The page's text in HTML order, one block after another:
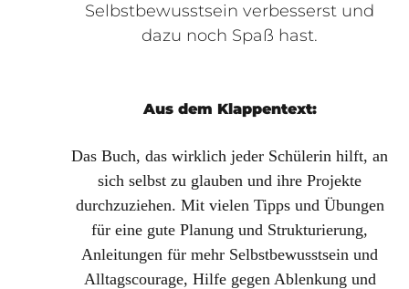
Selbstbewusstsein verbesserst und
dazu noch Spaß hast.
Aus dem Klappentext:
Das Buch, das wirklich jeder Schülerin hilft, an
sich selbst zu glauben und ihre Projekte
durchzuziehen. Mit vielen Tipps und Übungen
für eine gute Planung und Strukturierung,
Anleitungen für mehr Selbstbewusstsein und
Alltagscourage, Hilfe gegen Ablenkung und